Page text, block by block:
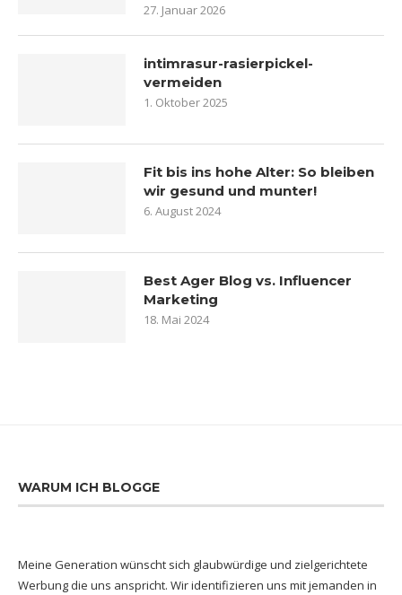
27. Januar 2026
intimrasur-rasierpickel-
vermeiden
1. Oktober 2025
Fit bis ins hohe Alter: So bleiben
wir gesund und munter!
6. August 2024
Best Ager Blog vs. Influencer
Marketing
18. Mai 2024
WARUM ICH BLOGGE
Meine Generation wünscht sich glaubwürdige und zielgerichtete
Werbung die uns anspricht. Wir identifizieren uns mit jemanden in